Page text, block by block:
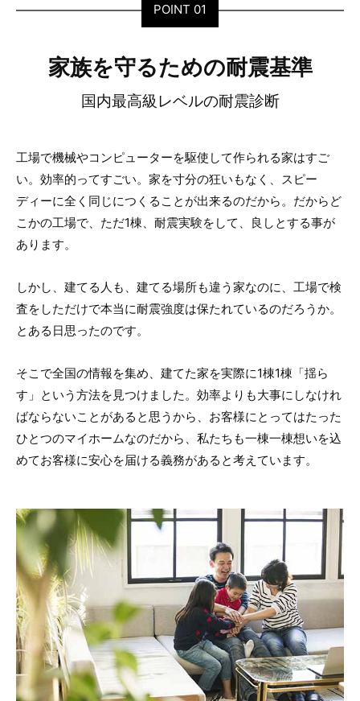
POINT 01
家族を守るための耐震基準
国内最高級レベルの耐震診断
工場で機械やコンピューターを駆使して作られる家はすご
い。効率的ってすごい。家を寸分の狂いもなく、スピー
ディーに全く同じにつくることが出来るのだから。だからど
こかの工場で、ただ1棟、耐震実験をして、良しとする事が
あります。
しかし、建てる人も、建てる場所も違う家なのに、工場で検
査をしただけで本当に耐震強度は保たれているのだろうか。
とある日思ったのです。
そこで全国の情報を集め、建てた家を実際に1棟1棟「揺ら
す」という方法を見つけました。効率よりも大事にしなけれ
ばならないことがあると思うから、お客様にとってはたった
ひとつのマイホームなのだから、私たちも一棟一棟想いを込
めてお客様に安心を届ける義務があると考えています。